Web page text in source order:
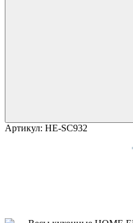
Артикул: HE-SC932